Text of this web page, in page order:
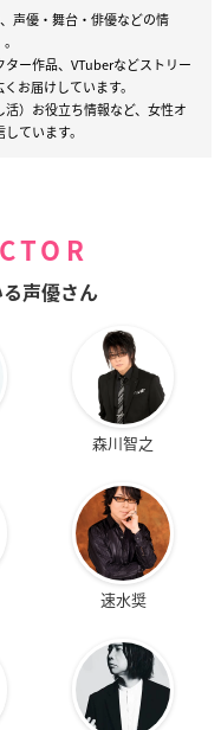
声優・舞台・俳優などの情
ー作品、VTuberなどストリー
お届けしています。
）お役立ち情報など、女性オ
ています。
声優さん
森川智之
速水奨